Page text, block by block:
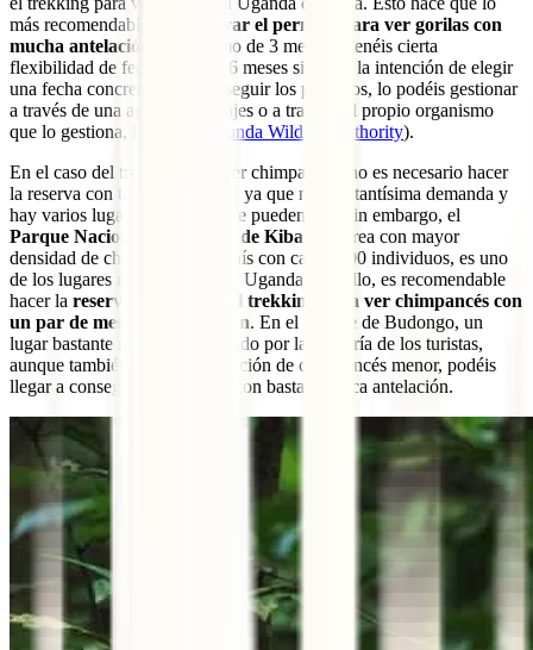
más recomendable sea
reservar el permiso para ver gorilas con
mucha antelación
, un mínimo de 3 meses si tenéis cierta
flexibilidad de fechas y unos 6 meses si tienes la intención de elegir
una fecha concreta. Para conseguir los permisos, lo podéis gestionar
a través de una agencia de viajes o a través del propio organismo
que lo gestiona, la UWA (
Uganda Wildlife Authority).
En el caso del trekking para ver chimpancés, no es necesario hacer
la reserva con tanta antelación, ya que no hay tantísima demanda y
hay varios lugares en los que se pueden ver. Sin embargo, el
Parque Nacional del bosque de Kibale
, el área con mayor
densidad de chimpancés del país con casi 1.500 individuos, es uno
de los lugares más visitados de Uganda. Por ello, es recomendable
hacer la reserva para hacer el trekking para ver chimpancés con
un par de meses de antelación. En el bosque de Budongo, un
lugar bastante menos frecuentado por la mayoría de los turistas,
aunque también con una población de chimpancés menor, podéis
llegar a conseguir un permiso con bastante poca antelación.